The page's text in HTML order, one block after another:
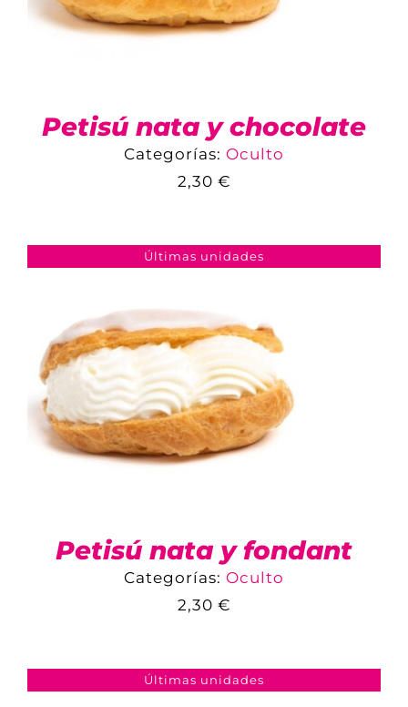
Petisú nata y chocolate
Categorías: Oculto
2,30 €
Últimas unidades
Petisú nata y fondant
Categorías: Oculto
2,30 €
Últimas unidades